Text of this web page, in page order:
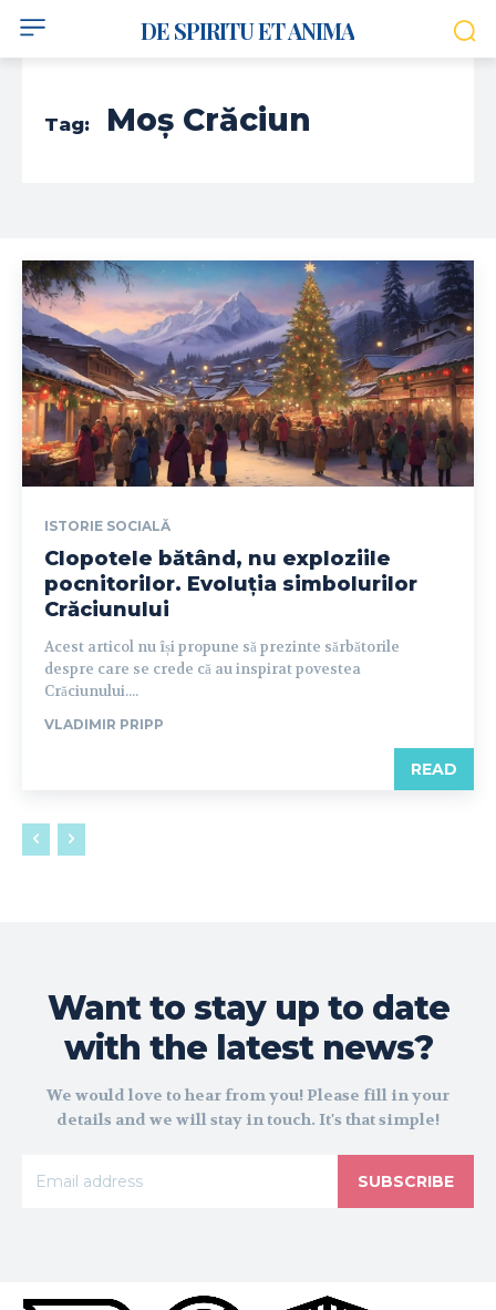
DE SPIRITU ET ANIMA
Tag: Moș Crăciun
ISTORIE SOCIALĂ
Clopotele bătând, nu exploziile
pocnitorilor. Evoluția simbolurilor
Crăciunului
Acest articol nu își propune să prezinte sărbătorile
despre care se crede că au inspirat povestea
Crăciunului....
VLADIMIR PRIPP
READ
Want to stay up to date
with the latest news?
We would love to hear from you! Please fill in your
details and we will stay in touch. It's that simple!
SUBSCRIBE